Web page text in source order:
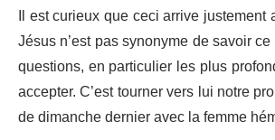
Il est curieux que ceci arrive
Jésus n’est pas synonyme de savoir
questions, en particulier les plus
accepter. C’est tourner vers lui notre
de dimanche dernier avec la femme